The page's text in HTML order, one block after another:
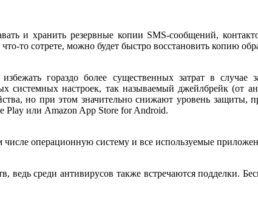
и хранить резервные копии SMS-сообщений,
то сотрете, можно будет быстро восстановить копию
гораздо более существенных затрат в
системных настроек, так называемый джейлбрейк (от
но при этом значительно снижают уровень защиты,
Play или Amazon App Store for Android.
операционную систему и все используемые
среди антивирусов также встречаются подделки.